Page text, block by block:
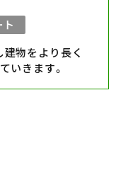
物をより長く
いきます。